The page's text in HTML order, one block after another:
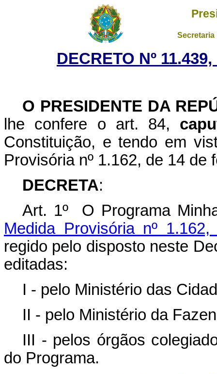
DECRETO Nº
O PRESIDENTE DA
lhe confere o art. 84,
Constituição, e tendo em
Provisória nº 1.162, de 14 de
DECRETA:
Art. 1º O Programa
Medida Provisória nº
regido pelo disposto neste
editadas:
I - pelo Ministério das
II - pelo Ministério da
III - pelos órgãos
do Programa.